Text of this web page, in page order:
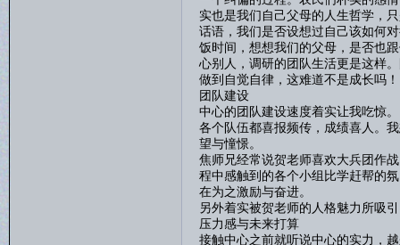
实也是我们自己父母的人生哲学，
话语，我们是否设想过自己该如何
饭时间，想想我们的父母，是否也
心别人，调研的团队生活更是这样
做到自觉自律，这难道不是成长吗！
团队建设
中心的团队建设速度着实让我吃惊
各个队伍都喜报频传，成绩喜人。
望与憧憬。
焦师兄经常说贺老师喜欢大兵团作
程中感触到的各个小组比学赶帮的
在为之激励与奋进。
另外着实被贺老师的人格魅力所吸
压力感与未来打算
接触中心之前就听说中心的实力，